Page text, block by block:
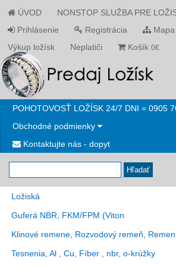
ÚVOD
NONSTOP SLUŽBA PRE
Prihlásenie
Registrácia
Výkup ložísk
Neplatiči Košík 0€
POHOTOVOSŤ LOŽÍSK 24/7 DNI = 0905
Obchodné podmienky
Kontaktujte nás - dopyt
Hľadať
Ložiská
Guferá NBR, FKM/FPM (Viton
Klinové remene, Rozvodový remeň,
Tesnenia, Al , Cu, Fíber , nbr, o-krúžky